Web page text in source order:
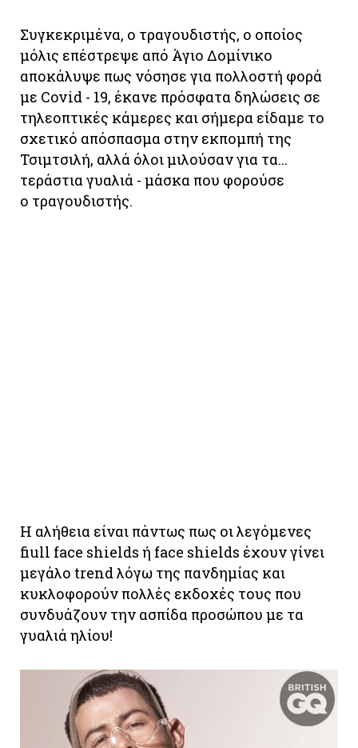
Συγκεκριμένα, ο τραγουδιστής, ο οποίος
μόλις επέστρεψε από Άγιο Δομίνικο
αποκάλυψε πως νόσησε για πολλοστή φορά
με Covid - 19, έκανε πρόσφατα δηλώσεις σε
τηλεοπτικές κάμερες και σήμερα είδαμε το
σχετικό απόσπασμα στην εκπομπή της
Τσιμτσιλή, αλλά όλοι μιλούσαν για τα...
τεράστια γυαλιά - μάσκα που φορούσε
ο τραγουδιστής.
Η αλήθεια είναι πάντως πως οι λεγόμενες
fiull face shields ή face shields έχουν γίνει
μεγάλο trend λόγω της πανδημίας και
κυκλοφορούν πολλές εκδοχές τους που
συνδυάζουν την ασπίδα προσώπου με τα
γυαλιά ηλίου!